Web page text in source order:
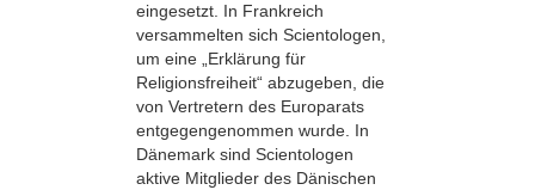
eingesetzt. In Frankreich
versammelten sich Scientologen,
um eine „Erklärung für
Religionsfreiheit“ abzugeben, die
von Vertretern des Europarats
entgegengenommen wurde. In
Dänemark sind Scientologen
aktive Mitglieder des Dänischen